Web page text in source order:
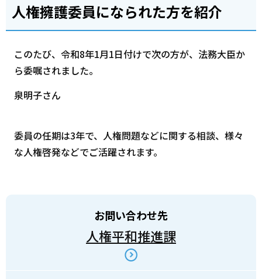
人権擁護委員になられた方を紹介
このたび、令和8年1月1日付けで次の方が、法務大臣か
ら委嘱されました。
泉明子さん
委員の任期は3年で、人権問題などに関する相談、様々
な人権啓発などでご活躍されます。
お問い合わせ先
人権平和推進課